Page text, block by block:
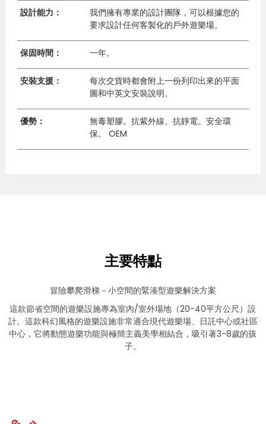
設計能力：
我們擁有專業的設計團隊，可以根據您的
要求設計任何客製化的戶外遊樂場。
保固時間： 一年。
安裝支援：
每次交貨時都會附上一份列印出來的平面
圖和中英文安裝說明。
優勢：
無毒塑膠。抗紫外線、抗靜電。安全環
保。 OEM
主要特點
冒險攀爬滑梯－小空間的緊湊型遊樂解決方案
這款節省空間的遊樂設施專為室內/室外場地（20-40平方公尺）設
計。這款科幻風格的遊樂設施非常適合現代遊樂場、日託中心或社區
中心，它將動態遊樂功能與極簡主義美學相結合，吸引著3-8歲的孩
子。